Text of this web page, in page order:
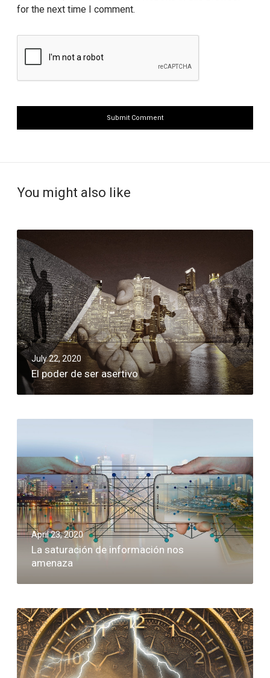
for the next time I comment.
You might also like
July 22, 2020
El poder de ser asertivo
April 23, 2020
La saturación de información nos
amenaza